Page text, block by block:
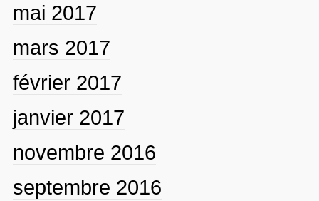
mai 2017
mars 2017
février 2017
janvier 2017
novembre 2016
septembre 2016